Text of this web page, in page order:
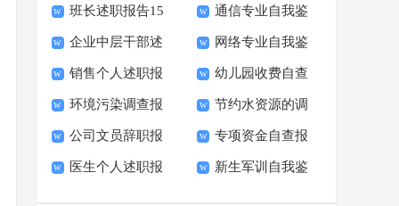
金自查报告 述职报告
班长述职报告15
篇
通信专业自我鉴
定
企业中层干部述
职报告10篇
网络专业自我鉴
定
销售个人述职报
告
幼儿园收费自查
报告(集锦15篇)
环境污染调查报
告合集15篇
节约水资源的调
查报告
公司文员辞职报
告(15篇)
专项资金自查报
告(集合15篇)
医生个人述职报 新生军训自我鉴